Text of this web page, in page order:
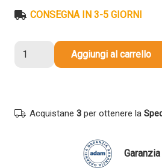
era: è:
CONSEGNA IN 3-5 GIORNI
quantità
Aggiungi al carrello
Acquistane 3 per ottenere la